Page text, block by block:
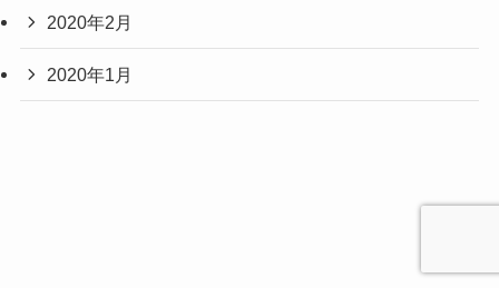
2020年2月
2020年1月